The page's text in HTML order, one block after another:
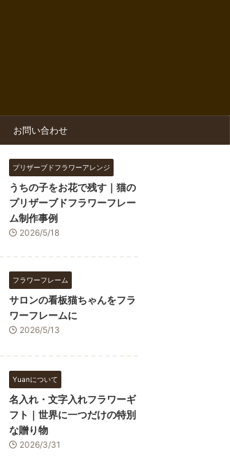
お問い合わせ
プリザーブドフラワーアレンジ
うちの子をお花で残す｜猫の
プリザーブドフラワーフレー
ム制作事例
2026/5/18
フラワーフレーム
サロンの看板猫ちゃんをフラ
ワーフレームに
2026/5/13
Yuanについて
名入れ・文字入れフラワーギ
フト｜世界に一つだけの特別
な贈り物
2026/3/31